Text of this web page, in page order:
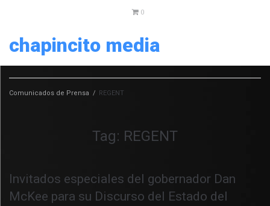
0
chapincito media
Comunicados de Prensa / REGENT
Tag: REGENT
Invitados especiales del gobernador Dan
McKee para su Discurso del Estado del